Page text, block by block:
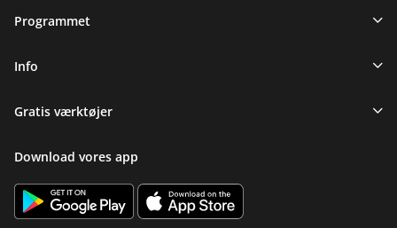
Programmet
Info
Gratis værktøjer
Download vores app